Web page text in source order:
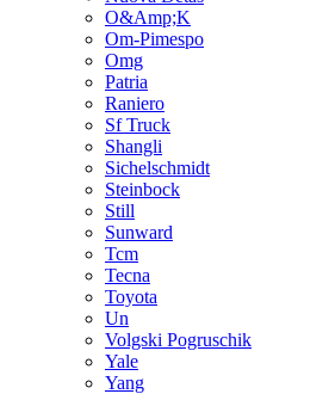
O&Amp;K
Om-Pimespo
Omg
Patria
Raniero
Sf Truck
Shangli
Sichelschmidt
Steinbock
Still
Sunward
Tcm
Tecna
Toyota
Un
Volgski Pogruschik
Yale
Yang